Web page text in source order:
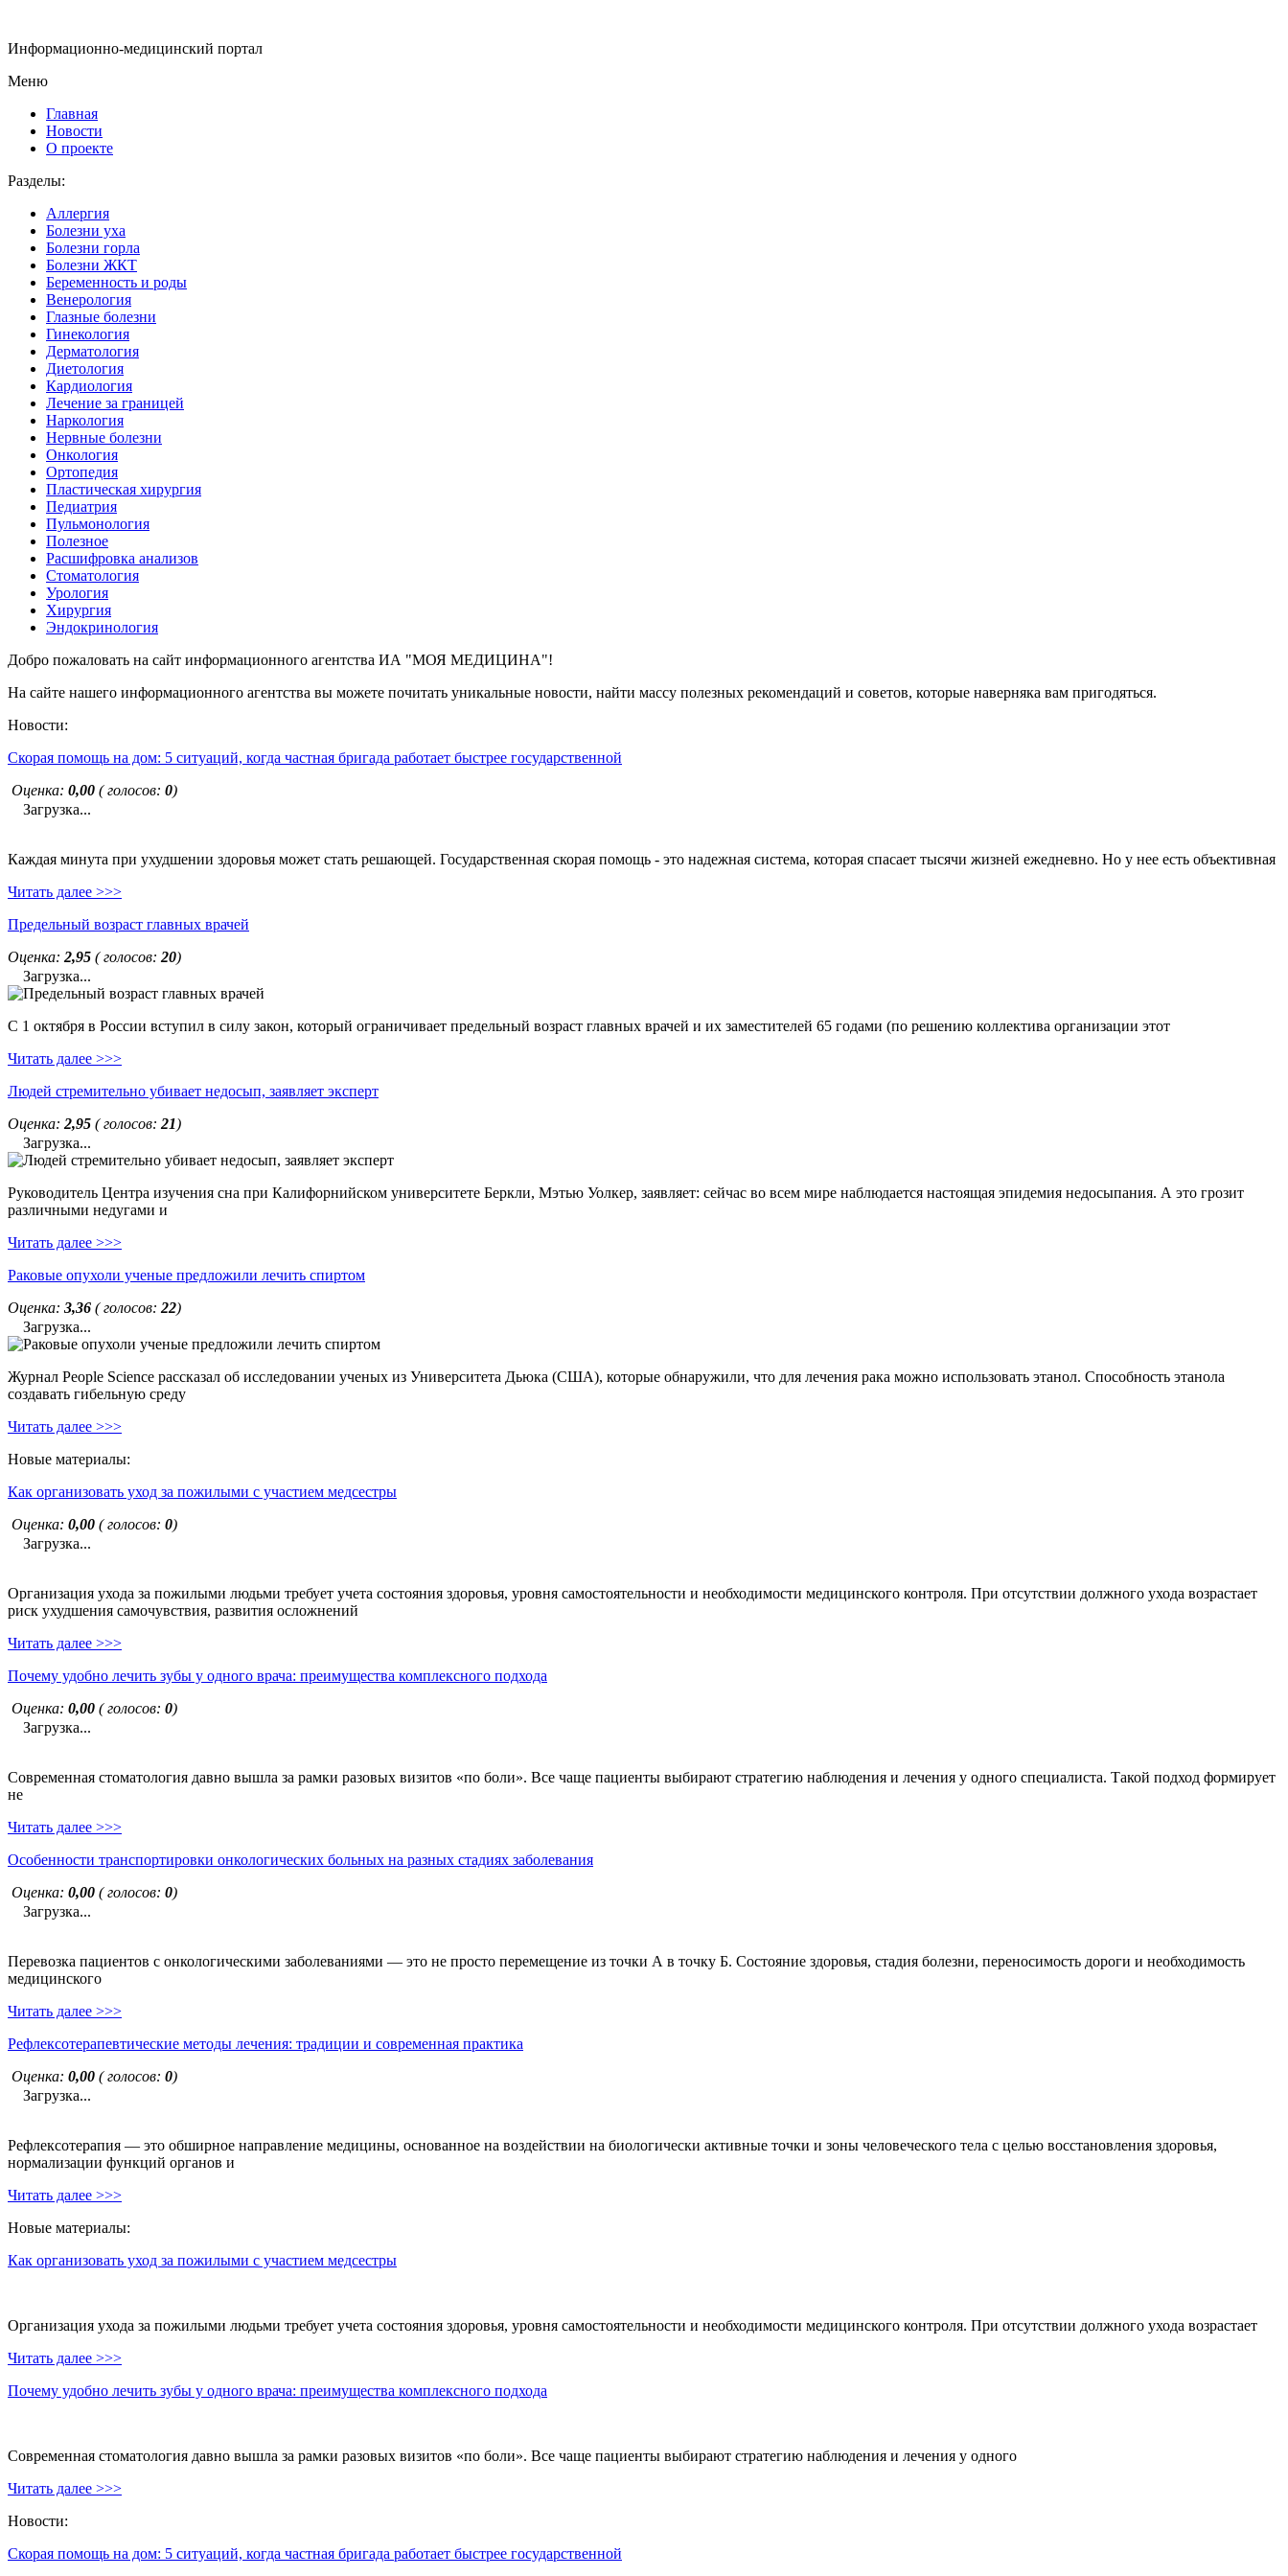
Информационно-медицинский портал
Меню
Главная
Новости
О проекте
Разделы:
Аллергия
Болезни уха
Болезни горла
Болезни ЖКТ
Беременность и роды
Венерология
Глазные болезни
Гинекология
Дерматология
Диетология
Кардиология
Лечение за границей
Наркология
Нервные болезни
Онкология
Ортопедия
Пластическая хирургия
Педиатрия
Пульмонология
Полезное
Расшифровка анализов
Стоматология
Урология
Хирургия
Эндокринология
Добро пожаловать на сайт информационного агентства ИА "МОЯ МЕДИЦИНА"!
На сайте нашего информационного агентства вы можете почитать уникальные новости, найти массу полезных рекомендаций и советов, которые наверняка вам пригодяться.
Новости:
Скорая помощь на дом: 5 ситуаций, когда частная бригада работает быстрее государственной
Оценка: 0,00 ( голосов: 0)
Загрузка...
Каждая минута при ухудшении здоровья может стать решающей. Государственная скорая помощь - это надежная система, которая спасает тысячи жизней ежедневно. Но у нее есть объективная
Читать далее >>>
Предельный возраст главных врачей
Оценка: 2,95 ( голосов: 20)
Загрузка...
С 1 октября в России вступил в силу закон, который ограничивает предельный возраст главных врачей и их заместителей 65 годами (по решению коллектива организации этот
Читать далее >>>
Людей стремительно убивает недосып, заявляет эксперт
Оценка: 2,95 ( голосов: 21)
Загрузка...
Руководитель Центра изучения сна при Калифорнийском университете Беркли, Мэтью Уолкер, заявляет: сейчас во всем мире наблюдается настоящая эпидемия недосыпания. А это грозит
различными недугами и
Читать далее >>>
Раковые опухоли ученые предложили лечить спиртом
Оценка: 3,36 ( голосов: 22)
Загрузка...
Журнал People Science рассказал об исследовании ученых из Университета Дьюка (США), которые обнаружили, что для лечения рака можно использовать этанол. Способность этанола
создавать гибельную среду
Читать далее >>>
Новые материалы:
Как организовать уход за пожилыми с участием медсестры
Оценка: 0,00 ( голосов: 0)
Загрузка...
Организация ухода за пожилыми людьми требует учета состояния здоровья, уровня самостоятельности и необходимости медицинского контроля. При отсутствии должного ухода возрастает
риск ухудшения самочувствия, развития осложнений
Читать далее >>>
Почему удобно лечить зубы у одного врача: преимущества комплексного подхода
Оценка: 0,00 ( голосов: 0)
Загрузка...
Современная стоматология давно вышла за рамки разовых визитов «по боли». Все чаще пациенты выбирают стратегию наблюдения и лечения у одного специалиста. Такой подход формирует
не
Читать далее >>>
Особенности транспортировки онкологических больных на разных стадиях заболевания
Оценка: 0,00 ( голосов: 0)
Загрузка...
Перевозка пациентов с онкологическими заболеваниями — это не просто перемещение из точки А в точку Б. Состояние здоровья, стадия болезни, переносимость дороги и необходимость
медицинского
Читать далее >>>
Рефлексотерапевтические методы лечения: традиции и современная практика
Оценка: 0,00 ( голосов: 0)
Загрузка...
Рефлексотерапия — это обширное направление медицины, основанное на воздействии на биологически активные точки и зоны человеческого тела с целью восстановления здоровья,
нормализации функций органов и
Читать далее >>>
Новые материалы:
Как организовать уход за пожилыми с участием медсестры
Организация ухода за пожилыми людьми требует учета состояния здоровья, уровня самостоятельности и необходимости медицинского контроля. При отсутствии должного ухода возрастает
Читать далее >>>
Почему удобно лечить зубы у одного врача: преимущества комплексного подхода
Современная стоматология давно вышла за рамки разовых визитов «по боли». Все чаще пациенты выбирают стратегию наблюдения и лечения у одного
Читать далее >>>
Новости:
Скорая помощь на дом: 5 ситуаций, когда частная бригада работает быстрее государственной